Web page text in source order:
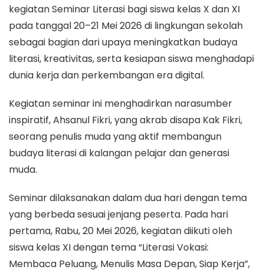
kegiatan Seminar Literasi bagi siswa kelas X dan XI
pada tanggal 20–21 Mei 2026 di lingkungan sekolah
sebagai bagian dari upaya meningkatkan budaya
literasi, kreativitas, serta kesiapan siswa menghadapi
dunia kerja dan perkembangan era digital.
Kegiatan seminar ini menghadirkan narasumber
inspiratif, Ahsanul Fikri, yang akrab disapa Kak Fikri,
seorang penulis muda yang aktif membangun
budaya literasi di kalangan pelajar dan generasi
muda.
Seminar dilaksanakan dalam dua hari dengan tema
yang berbeda sesuai jenjang peserta. Pada hari
pertama, Rabu, 20 Mei 2026, kegiatan diikuti oleh
siswa kelas XI dengan tema “Literasi Vokasi:
Membaca Peluang, Menulis Masa Depan, Siap Kerja”,